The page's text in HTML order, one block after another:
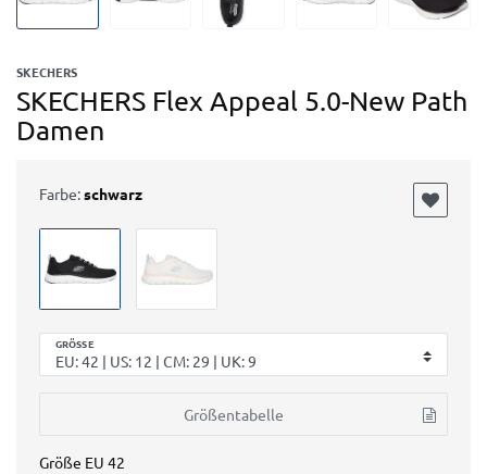
SKECHERS
SKECHERS Flex Appeal 5.0-New Path
Damen
GRÖSSE
Größentabelle
Farbe:schwarz
Größe EU 42